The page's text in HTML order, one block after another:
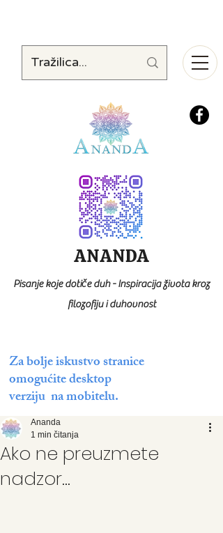
Za bolje iskustvo stranice
omogućite desktop
verziju na mobitelu.
ANANDA
Pisanje koje dotiče duh - Inspiracija života kroz
filozofiju i duhovnost
Ako ne preuzmete
nadzor...
Ananda
1 min čitanja